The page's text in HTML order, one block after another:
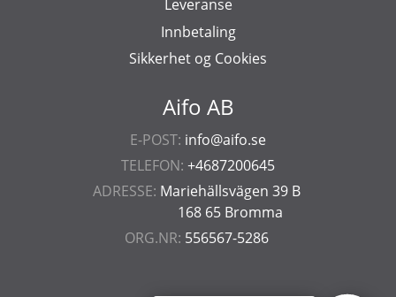
Aifo AB
E-POST: info@aifo.se
TELEFON: +4687200645
ADRESSE: Mariehällsvägen 39 B
168 65 Bromma
ORG.NR: 556567-5286
Leveranse
Innbetaling
Sikkerhet og Cookies